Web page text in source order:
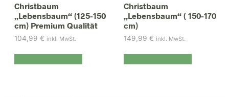
Christbaum
„Lebensbaum“ (125-150
cm) Premium Qualität
104,99 € inkl. MwSt.
Christbaum
„Lebensbaum“ ( 150-170
cm)
149,99€ inkl. MwSt.